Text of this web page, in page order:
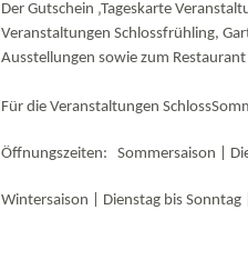
Der Gutschein ‚Tageskarte
Veranstaltungen Schlossfrühling,
Ausstellungen sowie zum
Für die Veranstaltungen
Öffnungszeiten: Sommersaison |
Wintersaison | Dienstag bis Sonntag